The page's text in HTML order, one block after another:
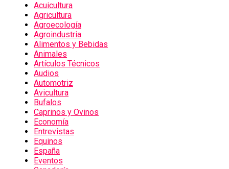
Acuicultura
Agricultura
Agroecología
Agroindustria
Alimentos y Bebidas
Animales
Artículos Técnicos
Audios
Automotriz
Avicultura
Bufalos
Caprinos y Ovinos
Economía
Entrevistas
Equinos
España
Eventos